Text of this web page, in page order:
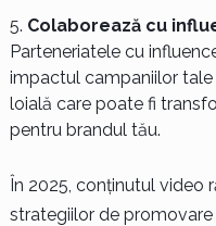
Colaborează cu
Parteneriatele cu
impactul campaniilor tale
loială care poate fi
pentru brandul tău.
În 2025, conținutul video
strategiilor de